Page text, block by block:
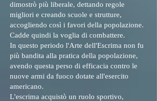
dimostrò più liberale, dettando regole
migliori e creando scuole e strutture,
accogliendo così i favori della popolazione.
Cadde quindi la voglia di combattere.
In questo periodo l'Arte dell'Escrima non fu
più bandita alla pratica della popolazione,
avendo questa perso di efficacia contro le
nuove armi da fuoco dotate all'esercito
americano.
L'escrima acquistò un ruolo sportivo,